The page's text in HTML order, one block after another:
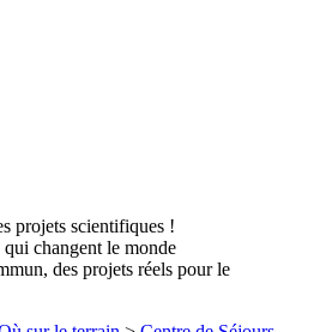
projets scientifiques !
changent le monde
des projets réels pour le